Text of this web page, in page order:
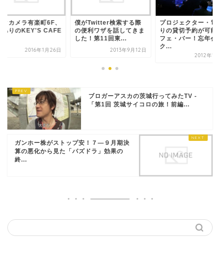
クカメラ有楽町6F、
ありのKEY'S CAFE
2016年1月26日
僕がTwitter検索する際
の便利ワザを話してきま
した！第11回東...
2013年9月12日
プロジェクター・電
りの貸切予約が可能
フェ・バー！忘年会
ク...
2012年12
ブロガーアスカの茨城行ってみたTV -
「第1回 茨城サイコロの旅！前編...
ガンホー株がストップ安！７―９月期決
算の悪化から見た「パズドラ」効果の
終...